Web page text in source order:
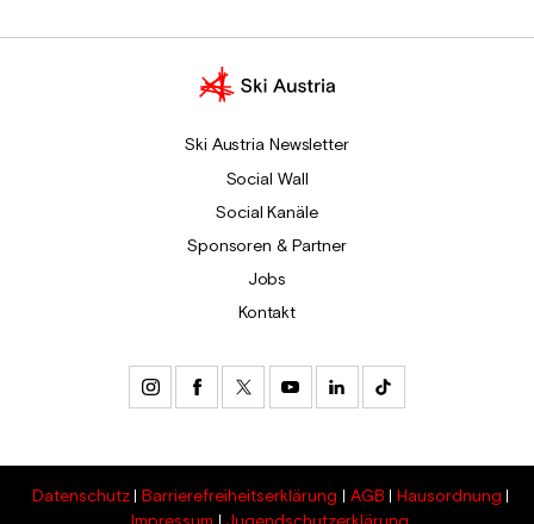
Ski Austria Newsletter
Social Wall
Social Kanäle
Sponsoren & Partner
Jobs
Kontakt
Datenschutz Barrierefreiheitserklärung AGB
Hausordnung